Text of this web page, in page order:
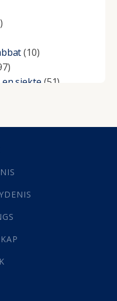
(10)
siekte (51)
(10)
(1)